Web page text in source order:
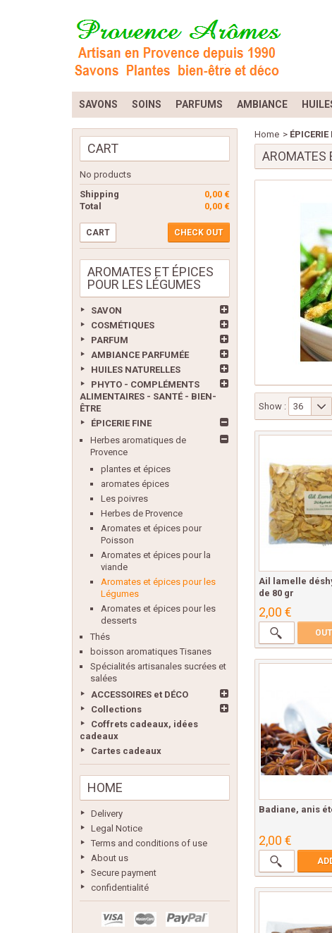
SAVONS SOINS PARFUMS AMBIANCE
CART
No products
0,00 €
Shipping
0,00 €
Total
CART CHECK OUT
AROMATES ET ÉPICES
POUR LES LÉGUMES
SAVON
COSMÉTIQUES
PARFUM
AMBIANCE PARFUMÉE
HUILES NATURELLES
PHYTO - COMPLÉMENTS
ALIMENTAIRES - SANTÉ - BIEN-
ÊTRE
ÉPICERIE FINE
Herbes aromatiques de
Provence
plantes et épices
aromates épices
Les poivres
Herbes de Provence
Aromates et épices pour
Poisson
Aromates et épices pour la
viande
Aromates et épices pour les
Légumes
Aromates et épices pour les
desserts
Thés
boisson aromatiques Tisanes
Spécialités artisanales sucrées et
salées
ACCESSOIRES et DÉCO
Collections
Coffrets cadeaux, idées
cadeaux
Cartes cadeaux
HOME
Delivery
Legal Notice
Terms and conditions of use
About us
Secure payment
confidentialité
Home > ÉPICERIE
AROMATES
Show : 36
Ail lamelle
de 80 gr
2,00 €
Badiane, anis
2,00 €